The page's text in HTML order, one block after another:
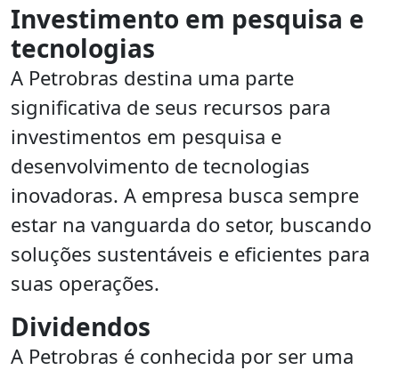
Investimento em pesquisa e
tecnologias
A Petrobras destina uma parte
significativa de seus recursos para
investimentos em pesquisa e
desenvolvimento de tecnologias
inovadoras. A empresa busca sempre
estar na vanguarda do setor, buscando
soluções sustentáveis e eficientes para
suas operações.
Dividendos
A Petrobras é conhecida por ser uma